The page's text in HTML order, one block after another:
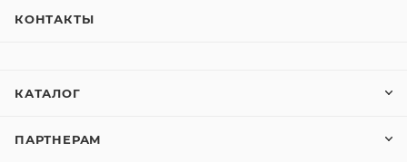
КОНТАКТЫ
КАТАЛОГ
ПАРТНЕРАМ